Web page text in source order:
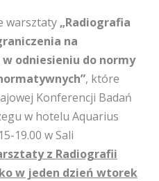
warsztaty „Radiografia
na
odniesieniu do normy
, które
Konferencji Badań
w hotelu Aquarius
19.00 w Sali
z Radiografii
w jeden dzień wtorek